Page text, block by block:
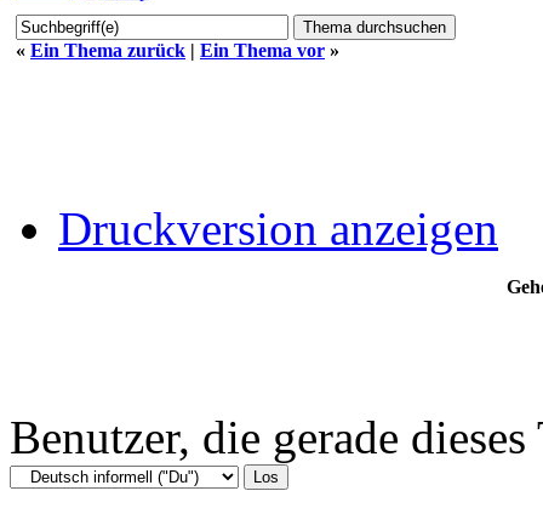
« Ein Thema zurück | Ein Thema vor »
Druckversion anzeigen
Benutzer, die gerade